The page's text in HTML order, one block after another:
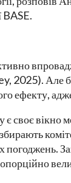
BASE.
2025). Але
ефекту,
є своє